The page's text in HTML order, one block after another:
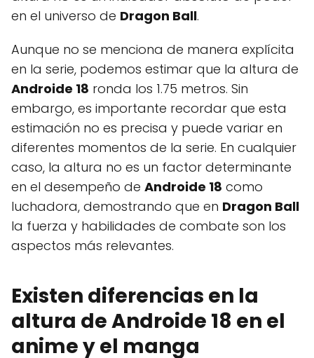
en el universo de Dragon Ball.
Aunque no se menciona de manera explícita
en la serie, podemos estimar que la altura de
Androide 18 ronda los 1.75 metros. Sin
embargo, es importante recordar que esta
estimación no es precisa y puede variar en
diferentes momentos de la serie. En cualquier
caso, la altura no es un factor determinante
en el desempeño de Androide 18 como
luchadora, demostrando que en Dragon Ball
la fuerza y habilidades de combate son los
aspectos más relevantes.
Existen diferencias en la
altura de Androide 18 en el
anime y el manga